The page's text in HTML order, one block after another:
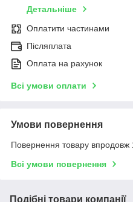
Детальніше
Оплатити частинами
Післяплата
Оплата на рахунок
Всі умови оплати
Умови повернення
Повернення товару впродовж
Всі умови повернення
Подібні товари компанії